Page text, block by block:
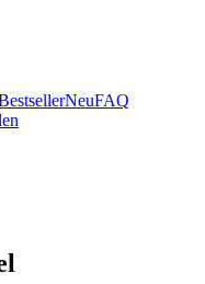
NeuFAQ